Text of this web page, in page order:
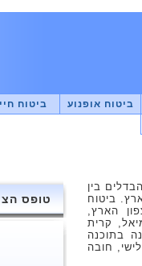
ביטוח אופנוע ביטוח
בין
ביטוח
הארץ,
קרית
בתוכנה
חובה
טופס